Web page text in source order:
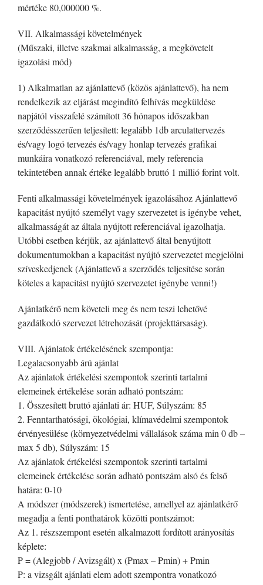
mértéke 80,000000 %.
VII. Alkalmassági követelmények
(Műszaki, illetve szakmai alkalmasság, a megkövetelt
igazolási mód)
1) Alkalmatlan az ajánlattevő (közös ajánlattevő), ha nem
rendelkezik az eljárást megindító felhívás megküldése
napjától visszafelé számított 36 hónapos időszakban
szerződésszerűen teljesített: legalább 1db arculattervezés
és/vagy logó tervezés és/vagy honlap tervezés grafikai
munkáira vonatkozó referenciával, mely referencia
tekintetében annak értéke legalább bruttó 1 millió forint volt.
Fenti alkalmassági követelmények igazolásához Ajánlattevő
kapacitást nyújtó személyt vagy szervezetet is igénybe vehet,
alkalmasságát az általa nyújtott referenciával igazolhatja.
Utóbbi esetben kérjük, az ajánlattevő által benyújtott
dokumentumokban a kapacitást nyújtó szervezetet megjelölni
szíveskedjenek (Ajánlattevő a szerződés teljesítése során
köteles a kapacitást nyújtó szervezetet igénybe venni!)
Ajánlatkérő nem követeli meg és nem teszi lehetővé
gazdálkodó szervezet létrehozását (projekttársaság).
VIII. Ajánlatok értékelésének szempontja:
Legalacsonyabb árú ajánlat
Az ajánlatok értékelési szempontok szerinti tartalmi
elemeinek értékelése során adható pontszám:
1. Összesített bruttó ajánlati ár: HUF, Súlyszám: 85
2. Fenntarthatósági, ökológiai, klímavédelmi szempontok
érvényesülése (környezetvédelmi vállalások száma min 0 db –
max 5 db), Súlyszám: 15
Az ajánlatok értékelési szempontok szerinti tartalmi
elemeinek értékelése során adható pontszám alsó és felső
határa: 0-10
A módszer (módszerek) ismertetése, amellyel az ajánlatkérő
megadja a fenti ponthatárok közötti pontszámot:
Az 1. részszempont esetén alkalmazott fordított arányosítás
képlete:
P = (Alegjobb / Avizsgált) x (Pmax – Pmin) + Pmin
P: a vizsgált ajánlati elem adott szempontra vonatkozó